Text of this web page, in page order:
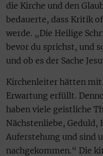
die Kirche und den
bedauerte, dass Kritik
werde. „Die Heilige
bevor du sprichst, und
und ob es der Sache
Kirchenleiter hätten
Erwartung erfüllt.
haben viele geistliche
Nächstenliebe, Geduld,
Auferstehung und sind
nachgekommen.“ Die